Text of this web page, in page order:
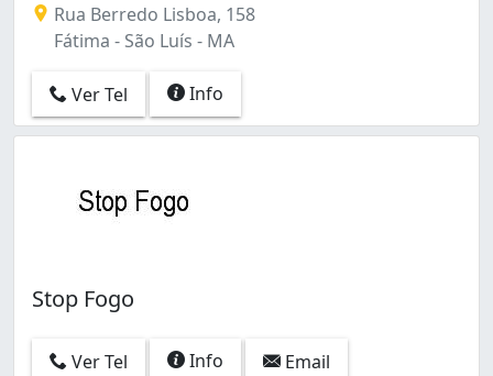
Rua Berredo Lisboa, 158
Fátima - São Luís - MA
Ver Tel Info
Stop Fogo
Ver Tel Info Email